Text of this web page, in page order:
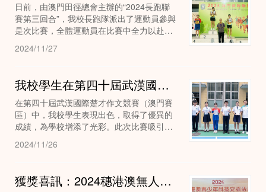
日前，由澳門田徑總會主辦的“2024長跑聯
賽第三回合”，我校長跑隊派出了運動員參與
是次比賽，全體運動員在比賽中全力以赴，
突破自己，高一甲班 呂古大同學，在眾多選
手中脫穎奪得第四名佳績。
2024/11/27
我校學生在第四十屆武漢國際楚才作文競賽中榮獲佳績
在第四十屆武漢國際楚才作文競賽（澳門賽
區）中，我校學生表現出色，取得了優異的
成績，為學校增添了光彩。此次比賽吸引了
眾多來自不同學校的優秀學生參賽，競爭十
分激烈。經過專業評審的嚴格評比，我校在
2024/11/26
獲獎喜訊：2024穗港澳無人機空中足球比賽（小學組）勇奪亞軍